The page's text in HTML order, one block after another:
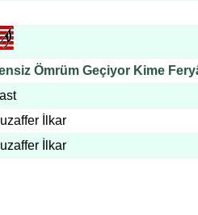
Ömrüm Geçiyor Kime
İlkar
İlkar